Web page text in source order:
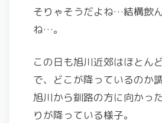
そりゃそうだよね…結構飲
ね…。
この日も旭川近郊はほとん
で、どこが降っているのか
旭川から釧路の方に向かっ
りが降っている様子。